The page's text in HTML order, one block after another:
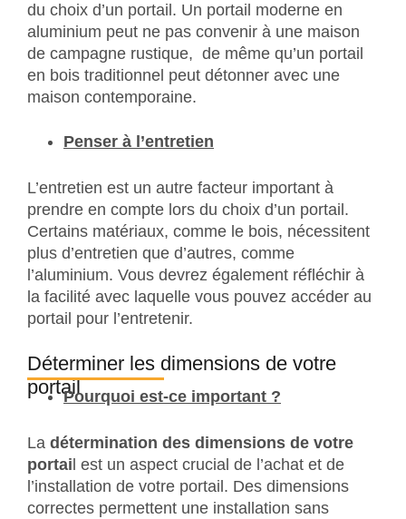
du choix d’un portail. Un portail moderne en
aluminium peut ne pas convenir à une maison
de campagne rustique, de même qu’un portail
en bois traditionnel peut détonner avec une
maison contemporaine.
Penser à l’entretien
L’entretien est un autre facteur important à
prendre en compte lors du choix d’un portail.
Certains matériaux, comme le bois, nécessitent
plus d’entretien que d’autres, comme
l’aluminium. Vous devrez également réfléchir à
la facilité avec laquelle vous pouvez accéder au
portail pour l’entretenir.
Déterminer les dimensions de votre
portailPourquoi est-ce important ?
La détermination des dimensions de votre
portai l est un aspect crucial de l’achat et de
l’installation de votre portail. Des dimensions
correctes permettent une installation sans